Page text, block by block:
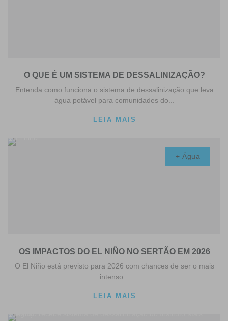
O QUE É UM SISTEMA DE DESSALINIZAÇÃO?
Entenda como funciona o sistema de dessalinização que leva
água potável para comunidades do...
LEIA MAIS
+ Água
OS IMPACTOS DO EL NIÑO NO SERTÃO EM 2026
O El Niño está previsto para 2026 com chances de ser o mais
intenso...
LEIA MAIS